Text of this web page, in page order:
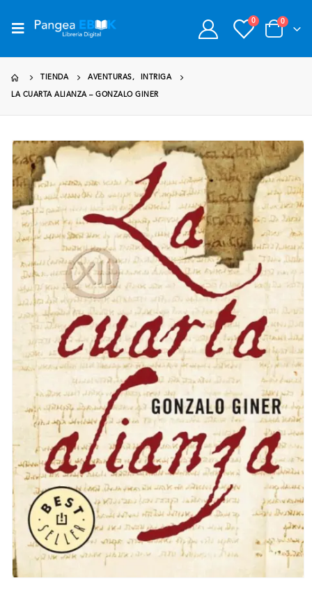
0 0
TIENDA AVENTURAS , INTRIGA
LA CUARTA ALIANZA – GONZALO GINER